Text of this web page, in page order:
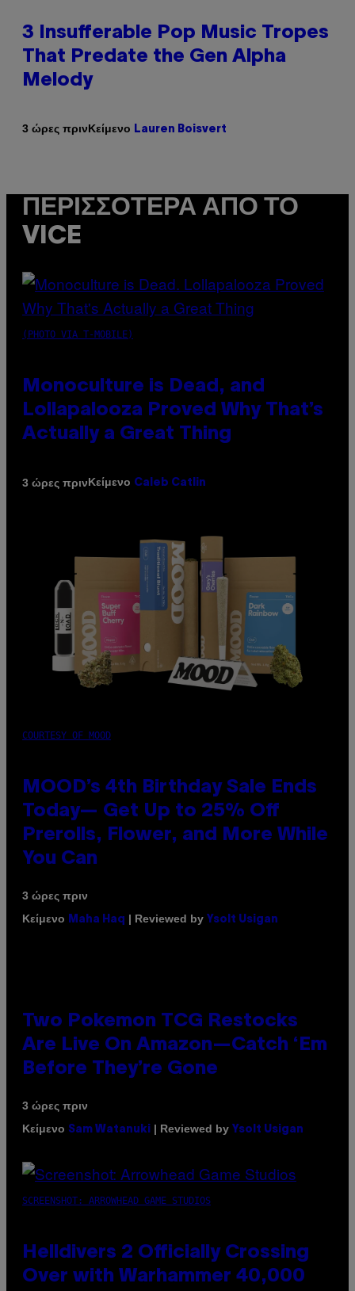
3 Insufferable Pop Music Tropes
That Predate the Gen Alpha
Melody
3 ώρες πρινΚείμενο Lauren Boisvert
ΠΕΡΙΣΣΌΤΕΡΑ ΑΠΌ ΤΟ
VICE
(PHOTO VIA T-MOBILE)
Monoculture is Dead, and
Lollapalooza Proved Why That’s
Actually a Great Thing
3 ώρες πρινΚείμενο Caleb Catlin
COURTESY OF MOOD
MOOD’s 4th Birthday Sale Ends
Today— Get Up to 25% Off
Prerolls, Flower, and More While
You Can
3 ώρες πριν
Κείμενο
Maha Haq | Reviewed by Ysolt Usigan
Two Pokemon TCG Restocks
Are Live On Amazon—Catch ‘Em
Before They’re Gone
3 ώρες πριν
Κείμενο Sam Watanuki | Reviewed by Ysolt Usigan
SCREENSHOT: ARROWHEAD GAME STUDIOS
Helldivers 2 Officially Crossing
Over with Warhammer 40,000